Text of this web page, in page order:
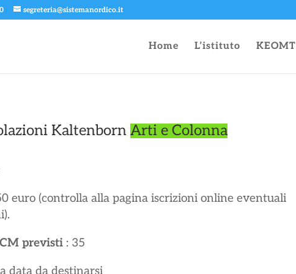
segreteria@sistemanordico.it
Home L’istituto KEOMT
Kaltenborn Arti e Colonna
euro (controlla alla pagina iscrizioni online eventuali
previsti : 35